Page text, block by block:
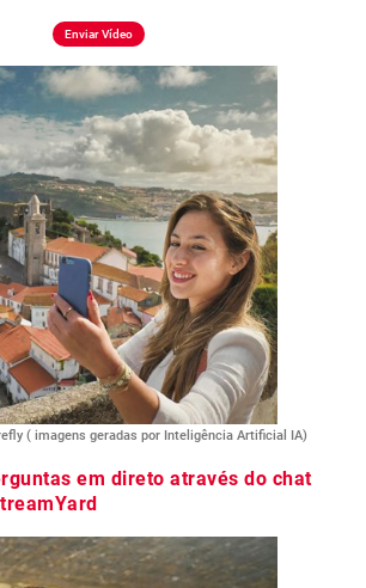
Enviar Vídeo
( imagens geradas por Inteligência Artificial IA)
em direto através do chat